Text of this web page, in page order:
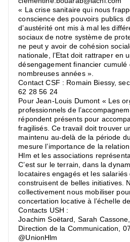
« La crise sanitaire qui nous
conscience des pouvoirs publics
d’austérité ont mis à mal les
sociaux de notre système de
ne peut y avoir de cohésion
nationale, l’Etat doit rattraper en
désengagement financier cumulé
nombreuses années ».
Contact CSF : Romain Biessy,
62 28 56 24
Pour Jean-Louis Dumont « Les
professionnels de
répondent présents pour
fragilisés. Ce travail doit trouver
maintenu au-delà de la période
mesure l’importance de la
Hlm et les associations
C’est sur le terrain, dans la
locataires engagés et les
construisent de belles initiatives.
collectivement nous mobiliser
concertation locative à l’échelle
Contacts USH :
Joachim Soëtard, Sarah
Direction de la Communication,
@UnionHlm